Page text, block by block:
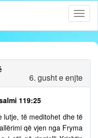
6. gusht e enjte
119:25
lutje, të meditohet dhe të
që vjen nga Fryma